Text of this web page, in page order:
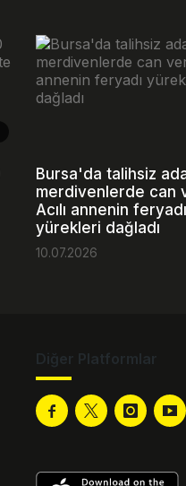
Bursa'da talihsiz
merdivenlerde can
Acılı annenin feryadı
yürekleri dağladı
10.07.2026
Diğer Platformlar